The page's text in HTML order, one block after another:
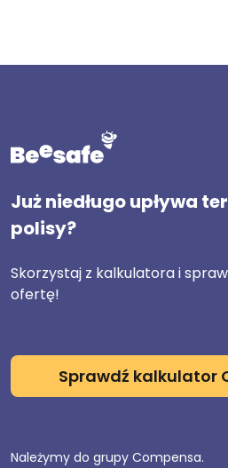
Już niedługo upływa
polisy?
Skorzystaj z kalkulatora i
ofertę!
Sprawdź kalkulator
Należymy do grupy Compensa.